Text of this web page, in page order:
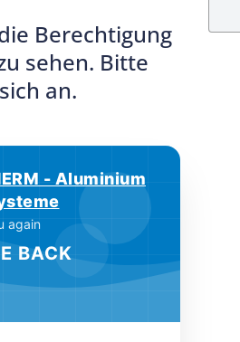
Berechtigung
sehen. Bitte
an.
- Aluminium
again
BACK